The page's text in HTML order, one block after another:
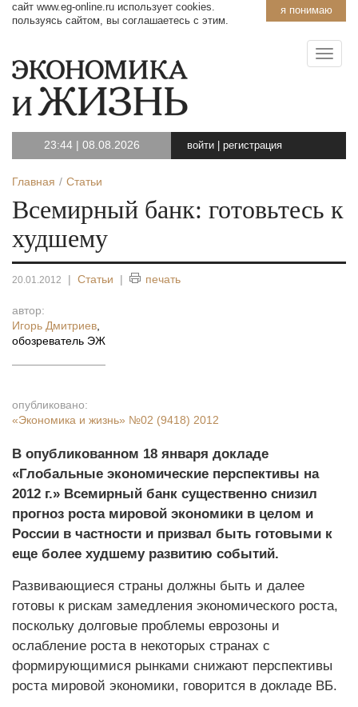
я понимаю
сайт www.eg-online.ru использует cookies.
пользуясь сайтом, вы соглашаетесь с этим.
23:44 | 08.08.2026 войти регистрация
Главная Статьи
Всемирный банк: готовьтесь к
худшему
20.01.2012 | Статьи | печать
автор:
Игорь Дмитриев
обозреватель ЭЖ
опубликовано:
«Экономика и жизнь» №02 (9418) 2012
В опубликованном 18 января докладе
«Глобальные экономические перспективы на
2012 г.» Всемирный банк существенно снизил
прогноз роста мировой экономики в целом и
России в частности и призвал быть готовыми к
еще более худшему развитию событий.
Развивающиеся страны должны быть и далее
готовы к рискам замедления экономического роста,
поскольку долговые проблемы еврозоны и
ослабление роста в некоторых странах с
формирующимися рынками снижают перспективы
роста мировой экономики, говорится в докладе ВБ.